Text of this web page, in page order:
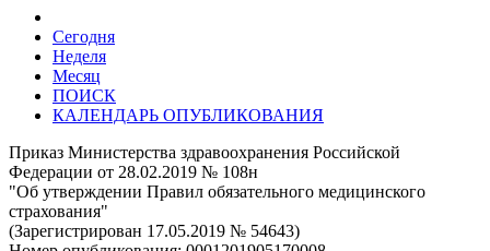
Сегодня
Неделя
Месяц
ПОИСК
КАЛЕНДАРЬ ОПУБЛИКОВАНИЯ
Приказ Министерства здравоохранения Российской
Федерации от 28.02.2019 № 108н
"Об утверждении Правил обязательного медицинского
страхования"
(Зарегистрирован 17.05.2019 № 54643)